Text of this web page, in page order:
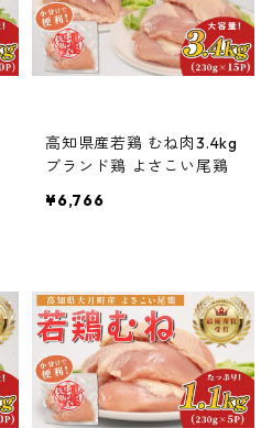
高知県産若鶏 むね肉3.4kg
ブランド鶏 よさこい尾鶏
¥6,766